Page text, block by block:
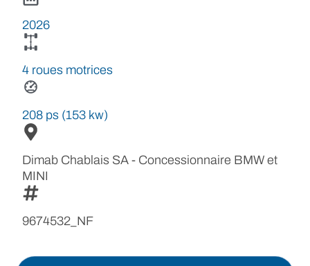
2026
4 roues motrices
208 ps (153 kw)
Dimab Chablais SA - Concessionnaire BMW et
MINI
9674532_NF